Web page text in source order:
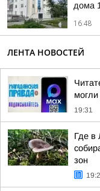
дома
16:48
ЛЕНТА НОВОСТЕЙ
19:31
Где в
зон